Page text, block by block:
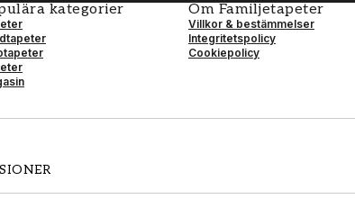
kategorier Om Familjetapeter
Villkor & bestämmelser
Integritetspolicy
Cookiepolicy